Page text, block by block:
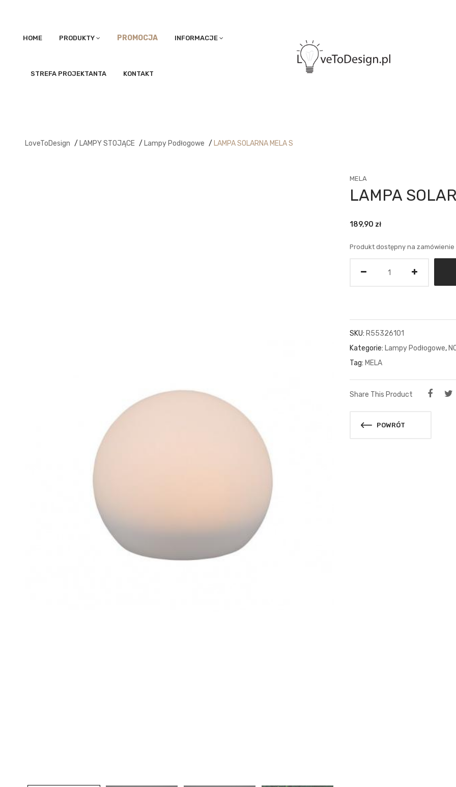
HOME PRODUKTY PROMOCJA INFORMACJE
STREFA PROJEKTANTA KONTAKT
LoveToDesign / LAMPY STOJĄCE / Lampy Podłogowe / LAMPA SOLARNA MELA S
MELA
LAMPA
189,90 zł
Produkt dostępny na zamówienie
SKU: R55326101
Kategorie: Lampy Podłogowe,
Tag: MELA
Share This Product
POWRÓT